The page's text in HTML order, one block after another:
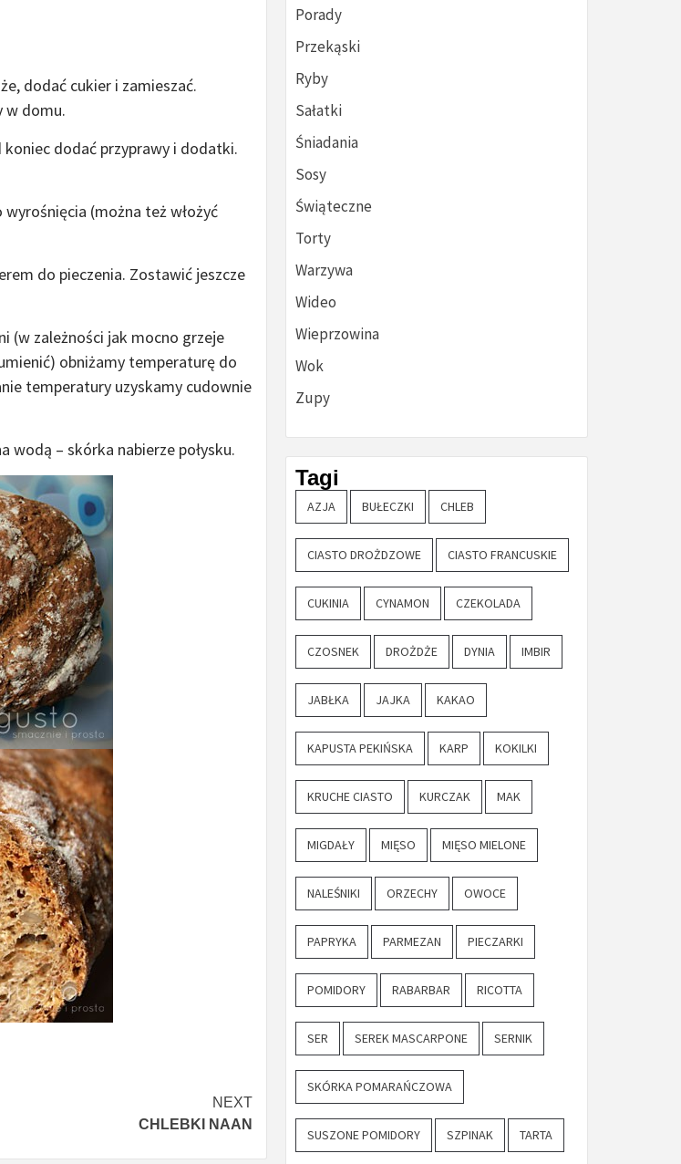
dodać cukier i zamieszać.
w domu.
dodać przyprawy i dodatki.
(można też włożyć
do pieczenia. Zostawić jeszcze
(w zależności jak mocno grzeje
obniżamy temperaturę do
temperatury uzyskamy cudownie
wodą – skórka nabierze połysku.
NEXT
CHLEBKI NAAN
Porady
Przekąski
Ryby
Sałatki
Śniadania
Sosy
Świąteczne
Torty
Warzywa
Wideo
Wieprzowina
Wok
Zupy
Tagi
AZJA BUŁECZKI CHLEB
CIASTO DROŻDZOWE CIASTO FRANCUSKIE
CUKINIA CYNAMON CZEKOLADA
CZOSNEK DROŻDŻE DYNIA IMBIR
JABŁKA JAJKA KAKAO
KAPUSTA PEKIŃSKA KARP KOKILKI
KRUCHE CIASTO KURCZAK MAK
MIGDAŁY MIĘSO MIĘSO MIELONE
NALEŚNIKI ORZECHY OWOCE
PAPRYKA PARMEZAN PIECZARKI
POMIDORY RABARBAR RICOTTA
SER SEREK MASCARPONE SERNIK
SKÓRKA POMARAŃCZOWA
SUSZONE POMIDORY SZPINAK TARTA